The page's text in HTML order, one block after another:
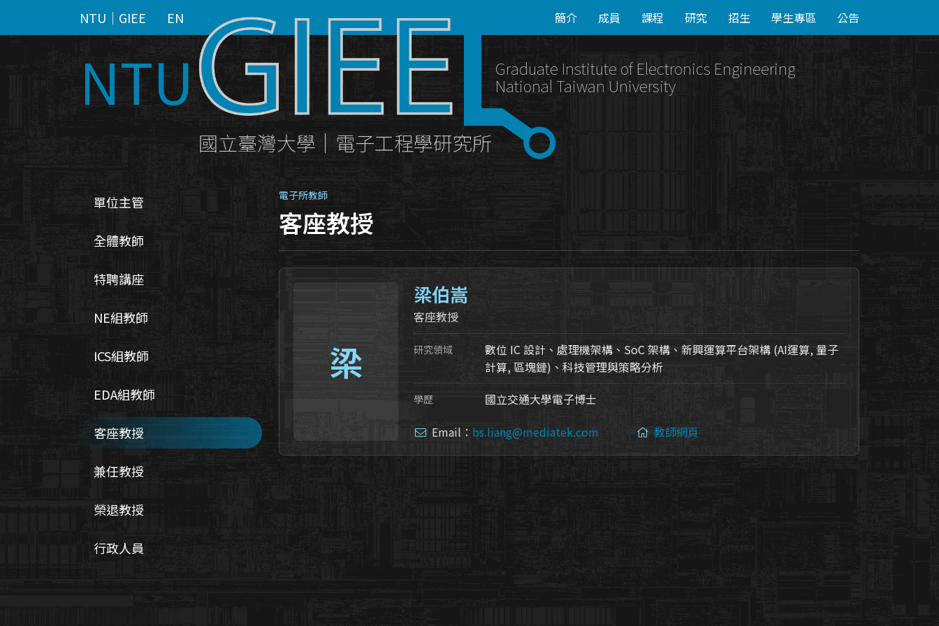
NTU｜GIEE EN 簡介 成員 課程 研究 招生 學生專區 公告
NTU Graduate Institute of Electronics Engineering
National Taiwan University
國立臺灣大學｜電子工程學研究所
單位主管
全體教師
特聘講座
NE組教師
ICS組教師
EDA組教師
客座教授
兼任教授
榮退教授
行政人員
電子所教師
客座教授
梁
梁伯嵩
客座教授
研究領域
數位 IC 設計、處理機架構、SoC 架構、新興運算平台架構 (AI運算, 量子
計算, 區塊鏈)、科技管理與策略分析
學歷
國立交通大學電子博士
Email： bs.liang@mediatek.com 教師網頁